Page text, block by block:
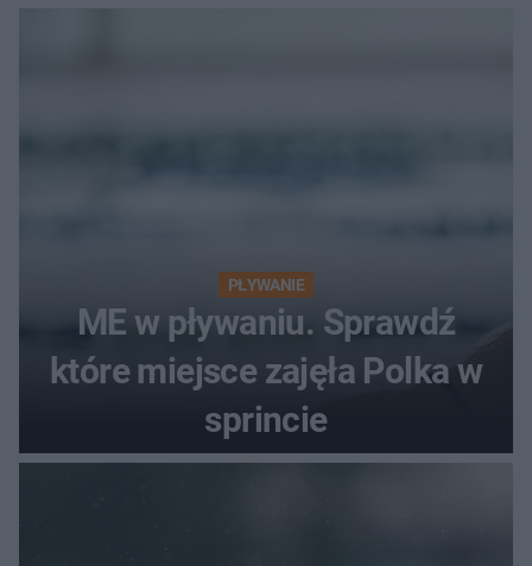
PŁYWANIE
ME w pływaniu. Sprawdź
które miejsce zajęła Polka w
sprincie